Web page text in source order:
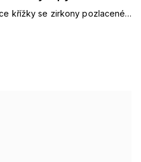
křížky se zirkony pozlacené